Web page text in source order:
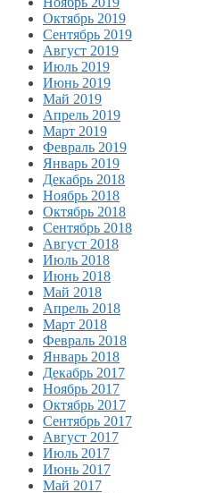
Октябрь 2019
Сентябрь 2019
Август 2019
Июль 2019
Июнь 2019
Май 2019
Апрель 2019
Март 2019
Февраль 2019
Январь 2019
Декабрь 2018
Ноябрь 2018
Октябрь 2018
Сентябрь 2018
Август 2018
Июль 2018
Июнь 2018
Май 2018
Апрель 2018
Март 2018
Февраль 2018
Январь 2018
Декабрь 2017
Ноябрь 2017
Октябрь 2017
Сентябрь 2017
Август 2017
Июль 2017
Июнь 2017
Май 2017